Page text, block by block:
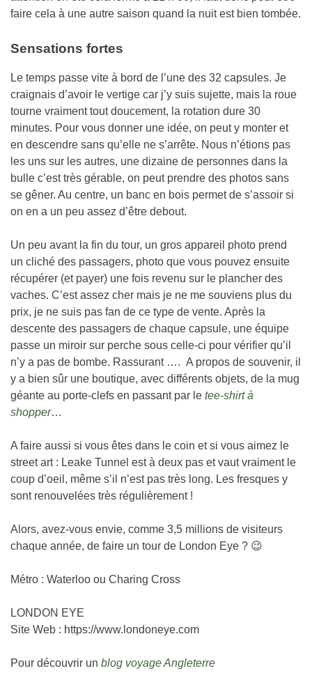
faire cela à une autre saison quand la nuit est bien tombée.
Sensations fortes
Le temps passe vite à bord de l’une des 32 capsules. Je
craignais d’avoir le vertige car j’y suis sujette, mais la roue
tourne vraiment tout doucement, la rotation dure 30
minutes. Pour vous donner une idée, on peut y monter et
en descendre sans qu’elle ne s’arrête. Nous n’étions pas
les uns sur les autres, une dizaine de personnes dans la
bulle c’est très gérable, on peut prendre des photos sans
se gêner. Au centre, un banc en bois permet de s’assoir si
on en a un peu assez d’être debout.
Un peu avant la fin du tour, un gros appareil photo prend
un cliché des passagers, photo que vous pouvez ensuite
récupérer (et payer) une fois revenu sur le plancher des
vaches. C’est assez cher mais je ne me souviens plus du
prix, je ne suis pas fan de ce type de vente. Après la
descente des passagers de chaque capsule, une équipe
passe un miroir sur perche sous celle-ci pour vérifier qu’il
n’y a pas de bombe. Rassurant …. A propos de souvenir, il
y a bien sûr une boutique, avec différents objets, de la mug
géante au porte-clefs en passant par le tee-shirt à
shopper…
A faire aussi si vous êtes dans le coin et si vous aimez le
street art : Leake Tunnel est à deux pas et vaut vraiment le
coup d’oeil, même s’il n’est pas très long. Les fresques y
sont renouvelées très régulièrement !
Alors, avez-vous envie, comme 3,5 millions de visiteurs
chaque année, de faire un tour de London Eye ? 😉
Métro : Waterloo ou Charing Cross
LONDON EYE
Site Web : https://www.londoneye.com
Pour découvrir un blog voyage Angleterre